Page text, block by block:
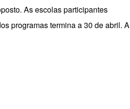
As escolas participantes
programas termina a 30 de abril. A